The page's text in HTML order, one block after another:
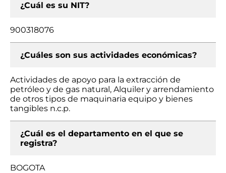
¿Cuál es su NIT?
900318076
¿Cuáles son sus actividades económicas?
Actividades de apoyo para la extracción de
petróleo y de gas natural, Alquiler y arrendamiento
de otros tipos de maquinaria equipo y bienes
tangibles n.c.p.
¿Cuál es el departamento en el que se
registra?
BOGOTA